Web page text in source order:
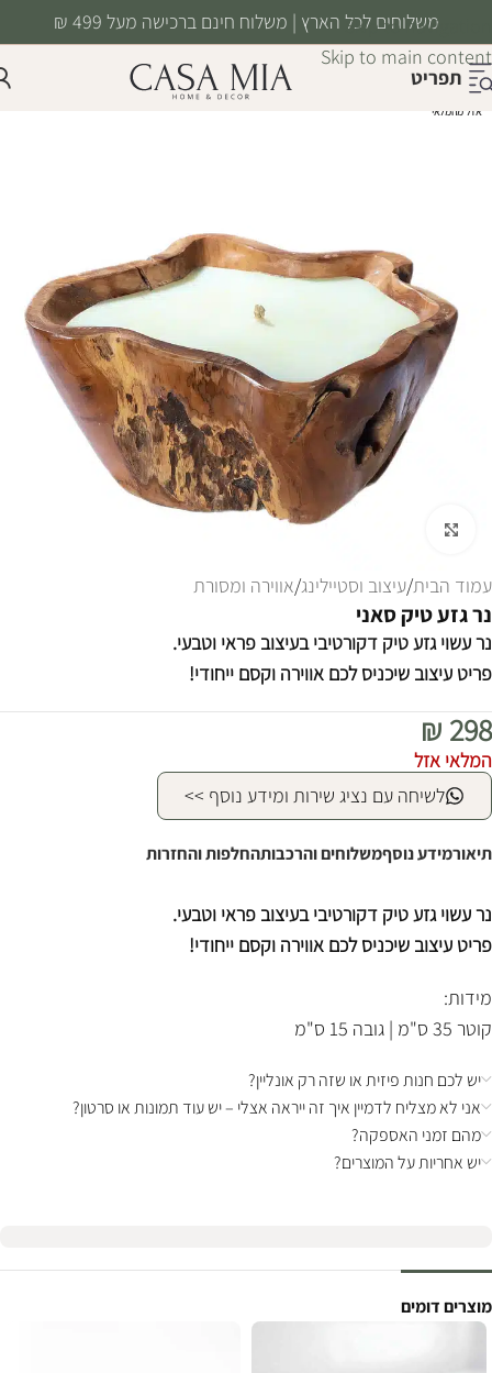
Skip to navigation
Skip to main content
משלוחים לכל הארץ | משלוח חינם ברכישה מעל 499 ₪
תפריט
אזל מהמלאי
עמוד הבית/עיצוב וסטיילינג/אווירה ומסורת
נר גזע טיק סאני
נר עשוי גזע טיק דקורטיבי בעיצוב פראי וטבעי.
פריט עיצוב שיכניס לכם אווירה וקסם ייחודי!
₪ 298
המלאי אזל
לשיחה עם נציג שירות ומידע נוסף >>
תיאורמידע נוסףמשלוחים והרכבותהחלפות והחזרות
נר עשוי גזע טיק דקורטיבי בעיצוב פראי וטבעי.
פריט עיצוב שיכניס לכם אווירה וקסם ייחודי!
מידות:
קוטר 35 ס"מ | גובה 15 ס"מ
יש לכם חנות פיזית או שזה רק אונליין?
אני לא מצליח לדמיין איך זה ייראה אצלי – יש עוד תמונות או סרטון?
מהם זמני האספקה?
יש אחריות על המוצרים?
מוצרים דומים